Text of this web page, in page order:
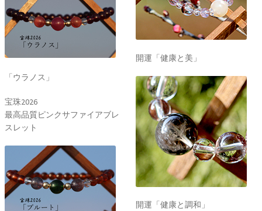
「ウラノス」
宝珠2026
最高品質ピンクサファイアブレ
スレット
開運「健康と美」
開運「健康と調和」